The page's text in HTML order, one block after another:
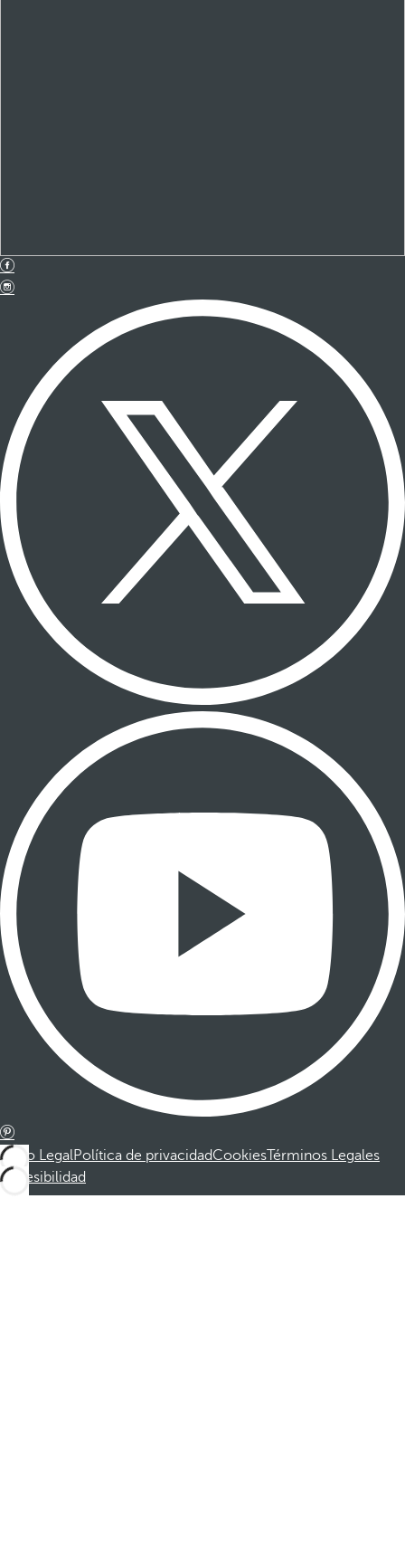
Aviso LegalPolítica de privacidadCookiesTérminos Legales
Accesibilidad